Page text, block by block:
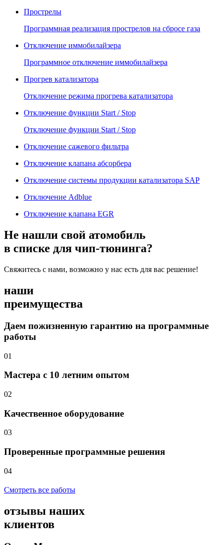
Прострелы
Программная реализация прострелов на сбросе газа
Отключение иммобилайзера
Программное отключение иммобилайзера
Прогрев катализатора
Отключение режима прогрева катализатора
Отключение функции Start / Stop
Отключение функции Start / Stop
Отключение сажевого фильтра
Отключение клапана абсорбера
Отключение системы продукции катализатора SAP
Отключение Adblue
Отключение клапана EGR
Не нашли свой атомобиль
в списке для чип-тюнинга?
Свяжитесь с нами, возможно у нас есть для вас решение!
наши
преимущества
Даем пожизненную гарантию на программные
работы
01
Мастера с 10 летним опытом
02
Качественное оборудование
03
Проверенные программные решения
04
Смотреть все работы
отзывы наших
клиентов